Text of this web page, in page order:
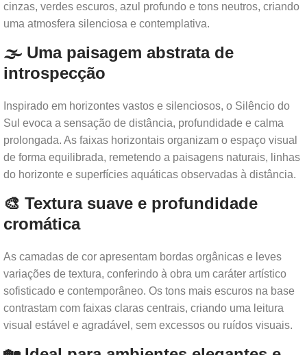
cinzas, verdes escuros, azul profundo e tons neutros, criando
uma atmosfera silenciosa e contemplativa.
🌫️ Uma paisagem abstrata de
introspecção
Inspirado em horizontes vastos e silenciosos, o Silêncio do
Sul evoca a sensação de distância, profundidade e calma
prolongada. As faixas horizontais organizam o espaço visual
de forma equilibrada, remetendo a paisagens naturais, linhas
do horizonte e superfícies aquáticas observadas à distância.
🎨 Textura suave e profundidade
cromática
As camadas de cor apresentam bordas orgânicas e leves
variações de textura, conferindo à obra um caráter artístico
sofisticado e contemporâneo. Os tons mais escuros na base
contrastam com faixas claras centrais, criando uma leitura
visual estável e agradável, sem excessos ou ruídos visuais.